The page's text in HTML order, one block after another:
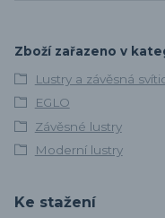
Zboží zařazeno v
Lustry a závěsná
EGLO
Závěsné lustry
Moderní lustry
Ke stažení